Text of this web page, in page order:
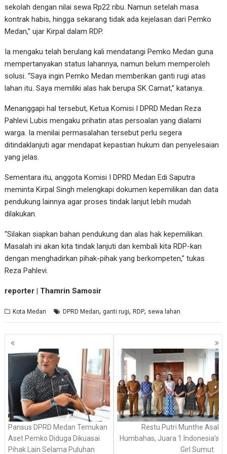
sekolah dengan nilai sewa Rp22 ribu. Namun setelah masa
kontrak habis, hingga sekarang tidak ada kejelasan dari Pemko
Medan,” ujar Kirpal dalam RDP.
Ia mengaku telah berulang kali mendatangi Pemko Medan guna
mempertanyakan status lahannya, namun belum memperoleh
solusi. “Saya ingin Pemko Medan memberikan ganti rugi atas
lahan itu. Saya memiliki alas hak berupa SK Camat,” katanya.
Menanggapi hal tersebut, Ketua Komisi I DPRD Medan Reza
Pahlevi Lubis mengaku prihatin atas persoalan yang dialami
warga. Ia menilai permasalahan tersebut perlu segera
ditindaklanjuti agar mendapat kepastian hukum dan penyelesaian
yang jelas.
Sementara itu, anggota Komisi I DPRD Medan Edi Saputra
meminta Kirpal Singh melengkapi dokumen kepemilikan dan data
pendukung lainnya agar proses tindak lanjut lebih mudah
dilakukan.
“Silakan siapkan bahan pendukung dan alas hak kepemilikan.
Masalah ini akan kita tindak lanjuti dan kembali kita RDP-kan
dengan menghadirkan pihak-pihak yang berkompeten,” tukas
Reza Pahlevi.
reporter | Thamrin Samosir
Kota Medan DPRD Medan, ganti rugi,RDP, sewa lahan
Navigasi
pos
Pansus DPRD Medan Temukan
Aset Pemko Diduga Dikuasai
Pihak Lain Selama Puluhan
Restu Putri Munthe Asal
Humbahas, Juara 1 Indonesia’s
Girl Sumut